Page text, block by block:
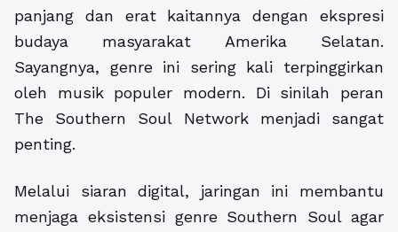
panjang dan erat kaitannya dengan ekspresi
budaya masyarakat Amerika Selatan.
Sayangnya, genre ini sering kali terpinggirkan
oleh musik populer modern. Di sinilah peran
The Southern Soul Network menjadi sangat
penting.
Melalui siaran digital, jaringan ini membantu
menjaga eksistensi genre Southern Soul agar